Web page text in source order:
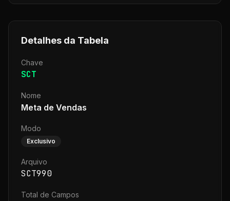
Detalhes da Tabela
Chave
SCT
Nome
Meta de Vendas
Modo
Exclusivo
Arquivo
SCT990
Total de Campos